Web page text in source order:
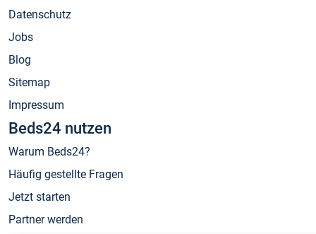
Datenschutz
Jobs
Blog
Sitemap
Impressum
Beds24 nutzen
Warum Beds24?
Häufig gestellte Fragen
Jetzt starten
Partner werden